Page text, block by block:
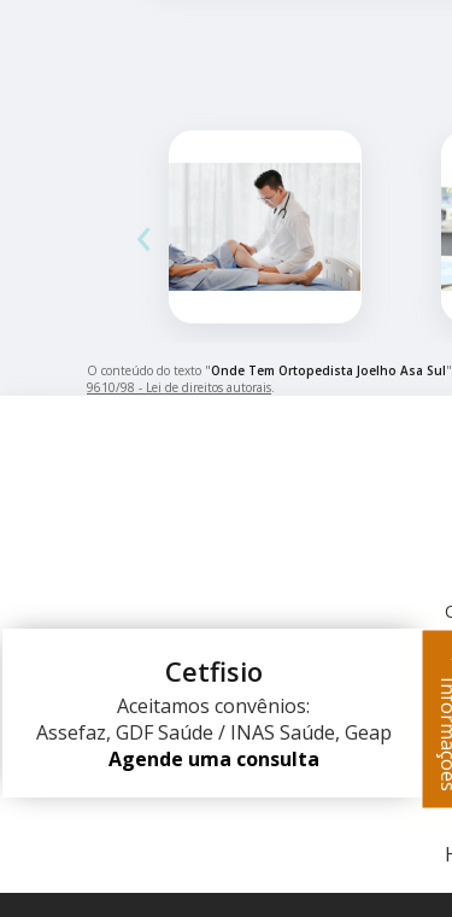
‹
O conteúdo do texto "Onde Tem Ortopedista Joelho Asa Sul
9610/98 - Lei de direitos autorais
Centro
Cetfisio
Aceitamos convênios:
Assefaz, GDF Saúde / INAS Saúde, Geap
Agende uma consulta